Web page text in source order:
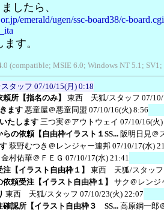
したら、
emerald/ugen/ssc-board38/c-
す。
(compatible; MSIE 6.0; Windows NT 5.1;
タッフ 07/10/15(月) 0:18
所【指名のみ】
東西 天狐/スタッフ 07/
ます 悪童屋＠悪童同盟 07/10/16(火) 8:56
たします 三つ実＠アウトウェイ 07/10/16(火
の依頼【自由枠イラスト１SS... 阪明日見＠
萩野むつき＠レンジャー連邦 07/10/17(水)
金村佑華＠ＦＥＧ 07/10/17(水) 21:41
【イラスト自由枠１】
東西 天狐/スタッフ
頼受注【イラスト自由枠１】
サク＠レンジ
東西 天狐/スタッフ 07/10/23(火) 22:07
確認所【イラスト自由枠３ SS... 高原鋼一郎